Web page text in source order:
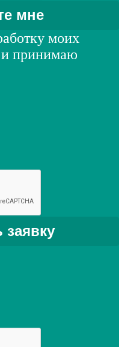
моих
и принимаю